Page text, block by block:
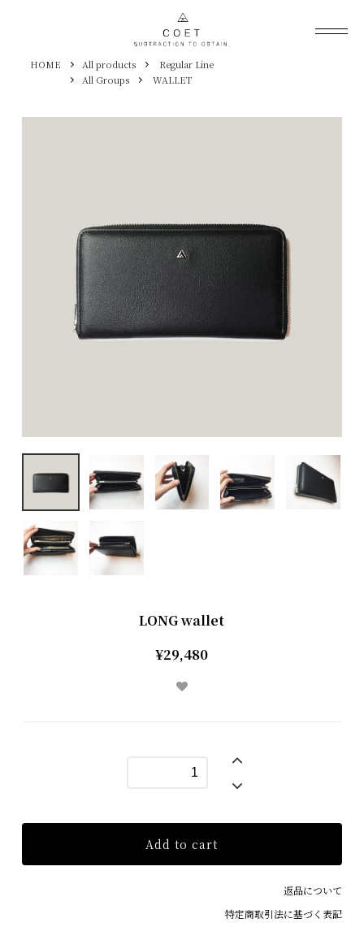
HOME All products
Regular Line
All Groups
WALLET
LONG wallet
¥29,480
Add to cart
返品について
特定商取引法に基づく表記